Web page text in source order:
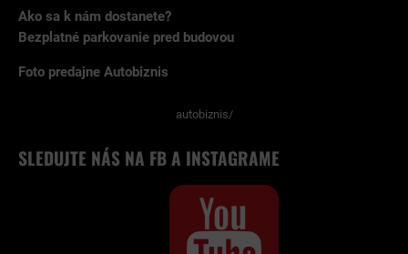
Ako sa k nám dostanete?
Bezplatné parkovanie pred budovou
Foto predajne Autobiznis
autobiznis/
SLEDUJTE NÁS NA FB A INSTAGRAME